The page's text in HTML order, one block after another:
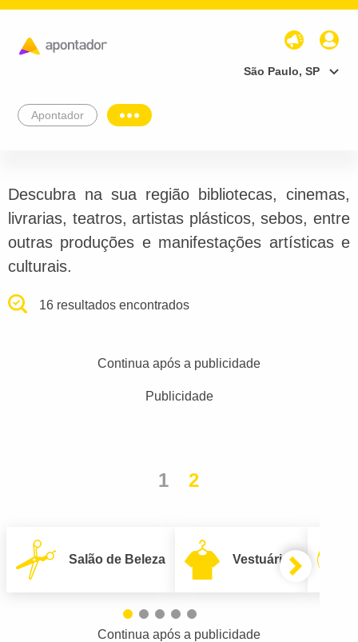
São Paulo, SP
Apontador
Descubra na sua região bibliotecas, cinemas,
livrarias, teatros, artistas plásticos, sebos, entre
outras produções e manifestações artísticas e
culturais.
16 resultados encontrados
Continua após a publicidade
Publicidade
1 2
Salão de Beleza Vestuário
Continua após a publicidade